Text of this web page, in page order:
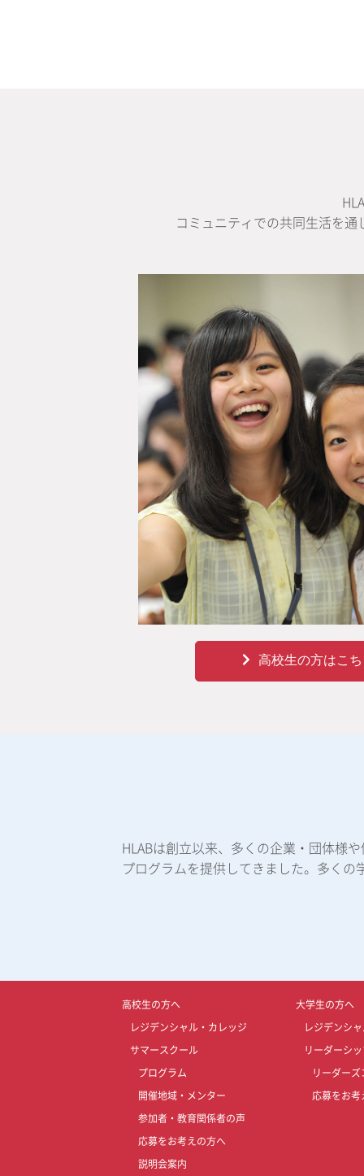
コミュニティでの共同生活を
高校生の方はこ
HLABは創立以来、多くの企業・団体様
プログラムを提供してきました。多く
高校生の方へ
レジデンシャル・カレッジ
サマースクール
プログラム
開催地域・メンター
参加者・教育関係者の声
応募をお考えの方へ
説明会案内
大学生の方へ
レジデンシ
リーダーシ
リーダーズ
応募をお考